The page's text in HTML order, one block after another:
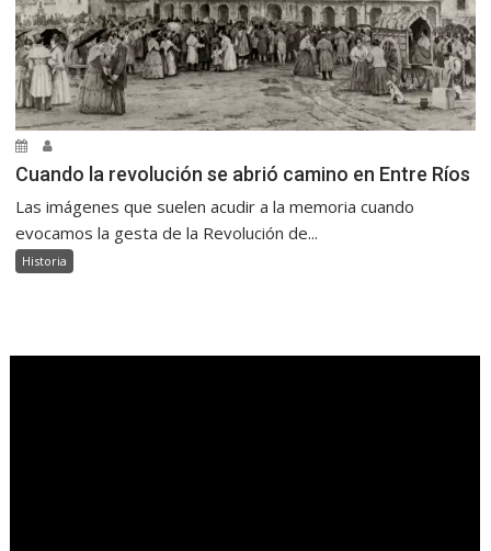
Cuando la revolución se abrió camino en Entre Ríos
Las imágenes que suelen acudir a la memoria cuando
evocamos la gesta de la Revolución de...
Historia